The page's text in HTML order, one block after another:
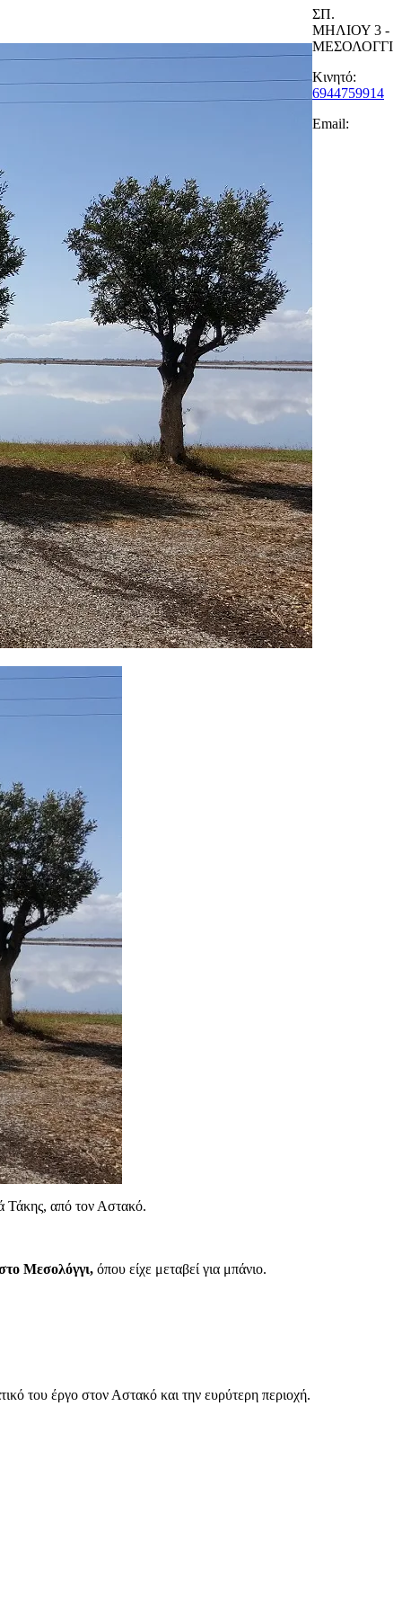
Τάκης, από τον Αστακό.
Μεσολόγγι, όπου είχε μεταβεί για μπάνιο.
του έργο στον Αστακό και την ευρύτερη περιοχή.
ΣΠ.
ΜΗΛΙΟΥ 3 -
ΜΕΣΟΛΟΓΓΙ
Κινητό:
6944759914
Email: